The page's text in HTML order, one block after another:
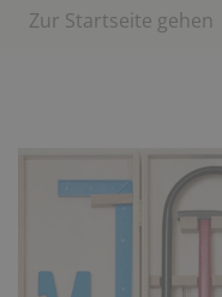
Zur Startseite gehen